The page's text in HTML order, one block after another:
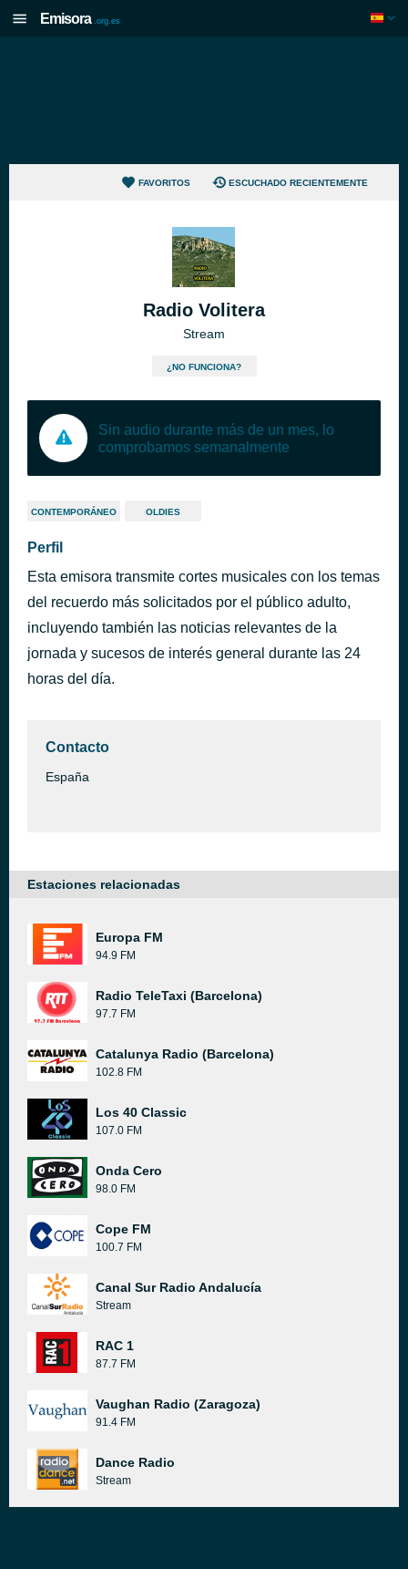
Emisora .org.es
FAVORITOS ESCUCHADO RECIENTEMENTE
Radio Volitera
Stream
¿NO FUNCIONA?
Sin audio durante más de un mes, lo
comprobamos semanalmente
CONTEMPORÁNEO OLDIES
Perfil
Esta emisora transmite cortes musicales con los temas
del recuerdo más solicitados por el público adulto,
incluyendo también las noticias relevantes de la
jornada y sucesos de interés general durante las 24
horas del día.
Contacto
España
Estaciones relacionadas
Europa FM
94.9 FM
Radio TeleTaxi (Barcelona)
97.7 FM
Catalunya Radio (Barcelona)
102.8 FM
Los 40 Classic
107.0 FM
Onda Cero
98.0 FM
Cope FM
100.7 FM
Canal Sur Radio Andalucía
Stream
RAC 1
87.7 FM
Vaughan Radio (Zaragoza)
91.4 FM
Dance Radio
Stream